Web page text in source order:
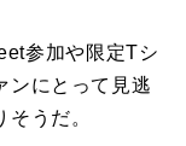
参加や限定Tシ
ンにとって見逃
うだ。